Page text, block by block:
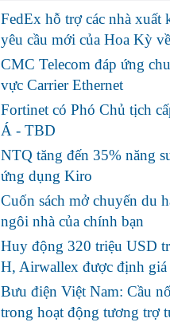
FedEx hỗ trợ các nhà xuất
yêu cầu mới của Hoa Kỳ
CMC Telecom đáp ứng
vực Carrier Ethernet
Fortinet có Phó Chủ tịch
Á - TBD
NTQ tăng đến 35% năng
ứng dụng Kiro
Cuốn sách mở chuyến du
ngôi nhà của chính bạn
Huy động 320 triệu USD
H, Airwallex được định
Bưu điện Việt Nam: Cầu
trong hoạt động tương trợ